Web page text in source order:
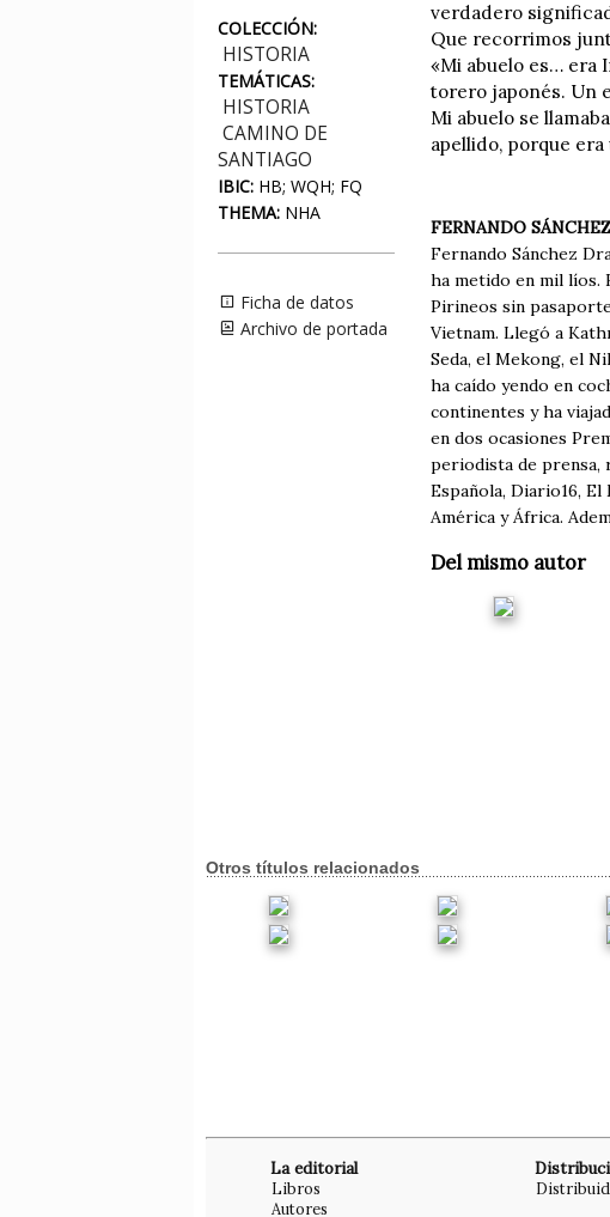
COLECCIÓN:
HISTORIA
TEMÁTICAS:
HISTORIA
CAMINO DE
SANTIAGO
IBIC: HB; WQH; FQ
THEMA: NHA
Ficha de datos
Archivo de portada
verdadero
Que recorrimos
«Mi abuelo es… era
torero japonés. Un
Mi abuelo se
apellido, porque
FERNANDO
Fernando Sánchez
ha metido en mil líos.
Pirineos sin
Vietnam. Llegó a
Seda, el Mekong, el
ha caído yendo en
continentes y ha
en dos ocasiones
periodista de prensa,
Española, Diario16,
América y África.
Del mismo autor
Otros títulos relacionados
La editorial
Libros
Autores